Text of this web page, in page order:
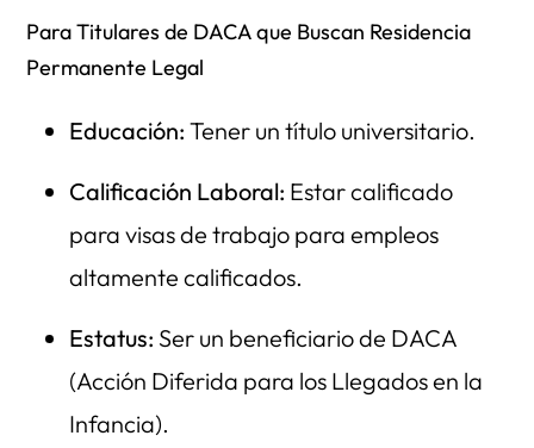
Para Titulares de DACA que Buscan Residencia
Permanente Legal
Educación: Tener un título universitario.
Calificación Laboral: Estar calificado
para visas de trabajo para empleos
altamente calificados.
Estatus: Ser un beneficiario de DACA
(Acción Diferida para los Llegados en la
Infancia).